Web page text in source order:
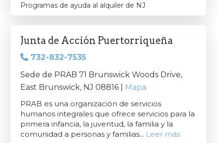
Programas de ayuda al alquiler de NJ
Junta de Acción Puertorriqueña
732-832-7535
Sede de PRAB 71 Brunswick Woods Drive,
East Brunswick, NJ 08816 | Mapa
PRAB es una organización de servicios
humanos integrales que ofrece servicios para la
primera infancia, la juventud, la familia y la
comunidad a personas y familias... Leer más